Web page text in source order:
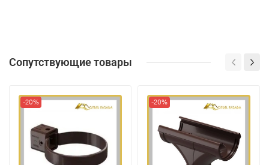
Сопутствующие товары
-20% -20%